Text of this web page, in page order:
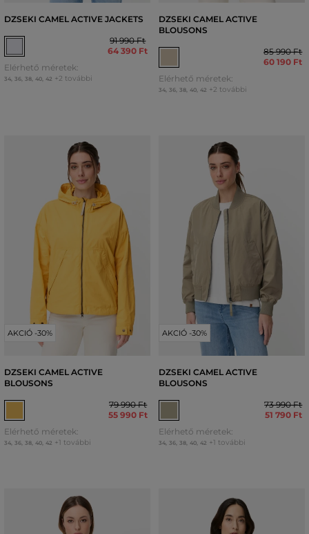
DZSEKI CAMEL ACTIVE JACKETS
91 990 Ft
64 390 Ft
Elérhető méretek:
34, 36, 38, 40, 42 +2 további
DZSEKI CAMEL ACTIVE
BLOUSONS
85 990 Ft
60 190 Ft
Elérhető méretek:
34, 36, 38, 40, 42 +2 további
AKCIÓ -30%
DZSEKI CAMEL ACTIVE
BLOUSONS
79 990 Ft
55 990 Ft
Elérhető méretek:
34, 36, 38, 40, 42 +1 további
AKCIÓ -30%
DZSEKI CAMEL ACTIVE
BLOUSONS
73 990 Ft
51 790 Ft
Elérhető méretek:
34, 36, 38, 40, 42 +1 további